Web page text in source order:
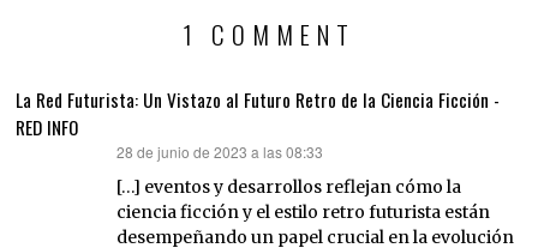
1 COMMENT
La Red Futurista: Un Vistazo al Futuro Retro de la Ciencia Ficción -
RED INFO
28 de junio de 2023 a las 08:33
[…] eventos y desarrollos reflejan cómo la
ciencia ficción y el estilo retro futurista están
desempeñando un papel crucial en la evolución